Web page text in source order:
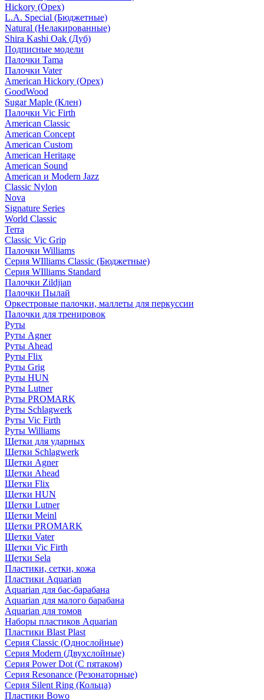
Hickory (Орех)
L.A. Special (Бюджетные)
Natural (Нелакированные)
Shira Kashi Oak (Дуб)
Подписные модели
Палочки Tama
Палочки Vater
American Hickory (Орех)
GoodWood
Sugar Maple (Клен)
Палочки Vic Firth
American Classic
American Concept
American Custom
American Heritage
American Sound
American и Modern Jazz
Classic Nylon
Nova
Signature Series
World Classic
Terra
Classic Vic Grip
Палочки Williams
Серия WIlliams Classic (Бюджетные)
Серия WIlliams Standard
Палочки Zildjian
Палочки Пылай
Оркестровые палочки, маллеты для перкуссии
Палочки для тренировок
Руты
Руты Agner
Руты Ahead
Руты Flix
Руты Grig
Руты HUN
Руты Lutner
Руты PROMARK
Руты Schlagwerk
Руты Vic Firth
Руты Williams
Щетки для ударных
Щетки Schlagwerk
Щетки Agner
Щетки Ahead
Щетки Flix
Щетки HUN
Щетки Lutner
Щетки Meinl
Щетки PROMARK
Щетки Vater
Щетки Vic Firth
Щетки Sela
Пластики, сетки, кожа
Пластики Aquarian
Aquarian для бас-барабана
Aquarian для малого барабана
Aquarian для томов
Наборы пластиков Aquarian
Пластики Blast Plast
Серия Classic (Однослойные)
Серия Modern (Двухслойные)
Серия Power Dot (С пятаком)
Серия Resonance (Резонаторные)
Серия Silent Ring (Кольца)
Пластики Bowo